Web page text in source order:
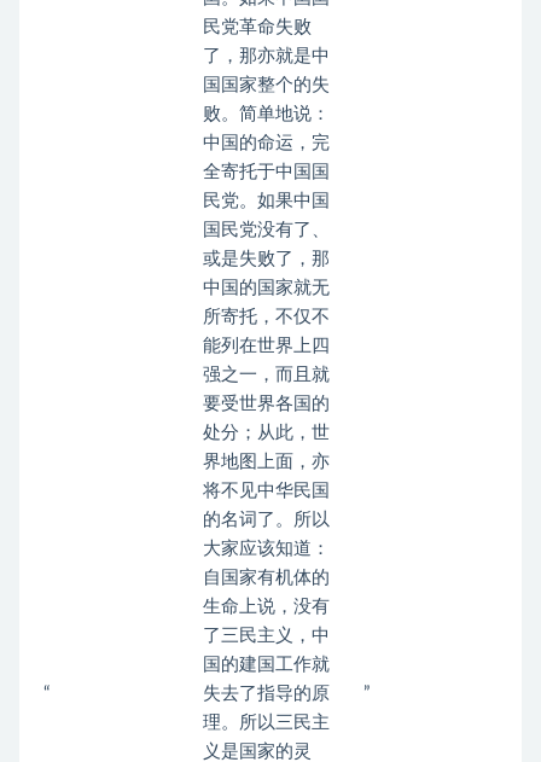
“
民党革命失败
了，那亦就是中
国国家整个的失
败。简单地说：
中国的命运，完
全寄托于中国国
民党。如果中国
国民党没有了、
或是失败了，那
中国的国家就无
所寄托，不仅不
能列在世界上四
强之一，而且就
要受世界各国的
处分；从此，世
界地图上面，亦
将不见中华民国
的名词了。所以
大家应该知道：
自国家有机体的
生命上说，没有
了三民主义，中
国的建国工作就
失去了指导的原
理。所以三民主
义是国家的灵
”